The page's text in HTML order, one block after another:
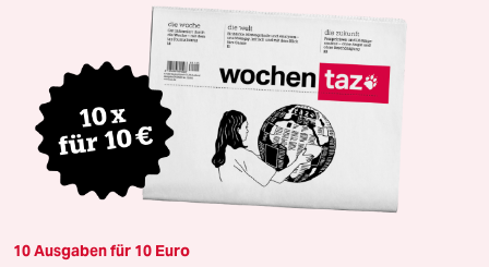
10 Ausgaben für 10 Euro